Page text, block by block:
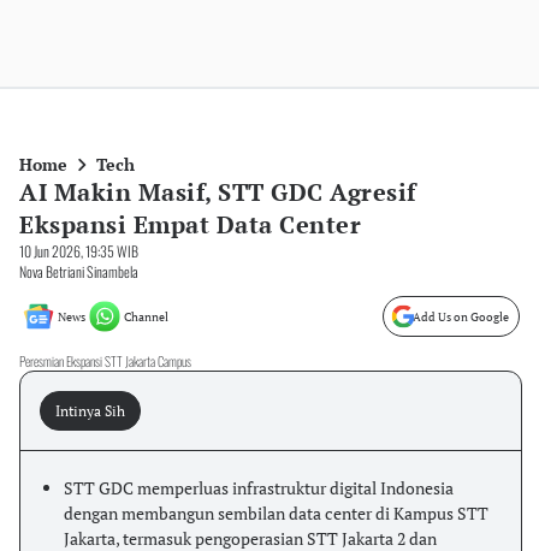
Home Tech
AI Makin Masif, STT GDC Agresif
Ekspansi Empat Data Center
10 Jun 2026, 19:35 WIB
Nova Betriani Sinambela
News Channel Add Us on Google
Peresmian Ekspansi STT Jakarta Campus
Intinya Sih
STT GDC memperluas infrastruktur digital Indonesia
dengan membangun sembilan data center di Kampus STT
Jakarta, termasuk pengoperasian STT Jakarta 2 dan